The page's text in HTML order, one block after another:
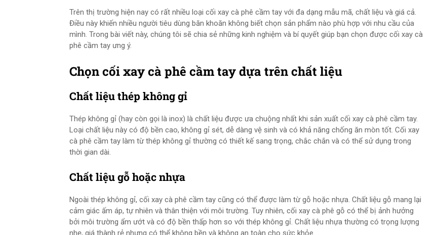
Trên thị trường hiện nay có rất nhiều loại cối xay cà phê cầm tay với đa dạng mẫu mã, chất liệu và giá cả.
Điều này khiến nhiều người tiêu dùng băn khoăn không biết chọn sản phẩm nào phù hợp với nhu cầu của
mình. Trong bài viết này, chúng tôi sẽ chia sẻ những kinh nghiệm và bí quyết giúp bạn chọn được cối xay cà
phê cầm tay ưng ý.
Chọn cối xay cà phê cầm tay dựa trên chất liệu
Chất liệu thép không gỉ
Thép không gỉ (hay còn gọi là inox) là chất liệu được ưa chuộng nhất khi sản xuất cối xay cà phê cầm tay.
Loại chất liệu này có độ bền cao, không gỉ sét, dễ dàng vệ sinh và có khả năng chống ăn mòn tốt. Cối xay
cà phê cầm tay làm từ thép không gỉ thường có thiết kế sang trọng, chắc chắn và có thể sử dụng trong
thời gian dài.
Chất liệu gỗ hoặc nhựa
Ngoài thép không gỉ, cối xay cà phê cầm tay cũng có thể được làm từ gỗ hoặc nhựa. Chất liệu gỗ mang lại
cảm giác ấm áp, tự nhiên và thân thiện với môi trường. Tuy nhiên, cối xay cà phê gỗ có thể bị ảnh hưởng
bởi môi trường ẩm ướt và có độ bền thấp hơn so với thép không gỉ. Chất liệu nhựa thường có trọng lượng
nhẹ, giá thành rẻ nhưng có thể không bền và không an toàn cho sức khỏe.